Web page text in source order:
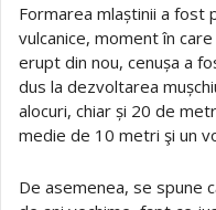
Formarea mlaștinii a fost
vulcanice, moment în
erupt din nou, cenușa a
dus la dezvoltarea
alocuri, chiar și 20 de
medie de 10 metri şi un
De asemenea, se spune